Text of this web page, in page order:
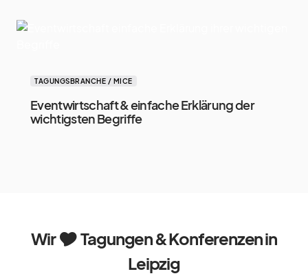
TAGUNGSBRANCHE / MICE
Eventwirtschaft & einfache Erklärung der
wichtigsten Begriffe
Wir 🎔 Tagungen & Konferenzen in
Leipzig